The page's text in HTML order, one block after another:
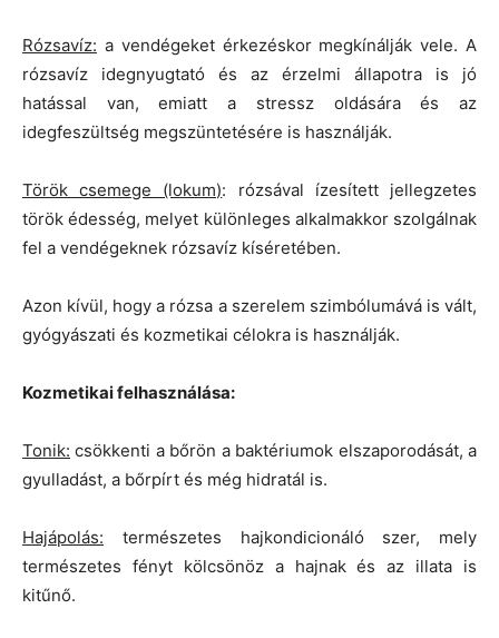
Rózsavíz: a vendégeket érkezéskor megkínálják vele. A
rózsavíz idegnyugtató és az érzelmi állapotra is jó
hatással van, emiatt a stressz oldására és az
idegfeszültség megszüntetésére is használják.
Török csemege (lokum): rózsával ízesített jellegzetes
török édesség, melyet különleges alkalmakkor szolgálnak
fel a vendégeknek rózsavíz kíséretében.
Azon kívül, hogy a rózsa a szerelem szimbólumává is vált,
gyógyászati és kozmetikai célokra is használják.
Kozmetikai felhasználása:
Tonik: csökkenti a bőrön a baktériumok elszaporodását, a
gyulladást, a bőrpírt és még hidratál is.
Hajápolás: természetes hajkondicionáló szer, mely
természetes fényt kölcsönöz a hajnak és az illata is
kitűnő.